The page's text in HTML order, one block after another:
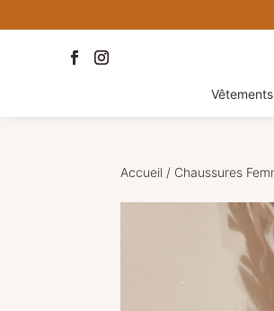
Accueil / Chaussures